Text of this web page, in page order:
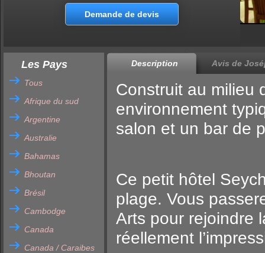
Demande de devis
Les Pays
Tous
Afrique du sud
Argentine
Australie
Bahamas
Bhoutan
Brésil
Cambodge
Canada
Canada / Caraibes
Description Avis de
Construit au milieu
environnement
salon et un bar de
Ce petit hôtel
plage. Vous
Arts pour rejoindre
réellement